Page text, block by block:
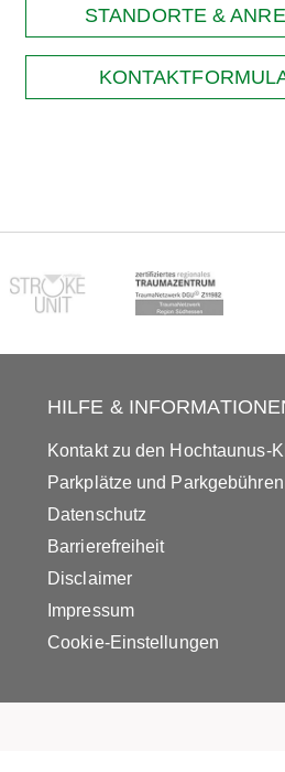
STANDORTE &
HILFE &
Kontakt zu den Hochtaunus-
Parkplätze und Parkgebühren
Datenschutz
Barrierefreiheit
Disclaimer
Impressum
Cookie-Einstellungen